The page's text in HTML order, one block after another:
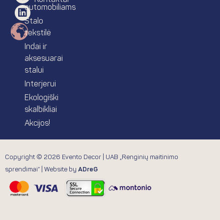
o
k
r
a
m
e
s
t
i
n
automobiliams
Stalo
tekstilė
Indai ir
aksesuarai
stalui
Interjerui
Ekologiški
skalbikliai
Akcijos!
Copyright © 2026 Evento Decor | UAB „Renginių maitinimo
sprendimai“ | Website by ADreG